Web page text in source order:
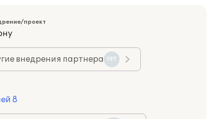
проект
внедрения партнера 197
8